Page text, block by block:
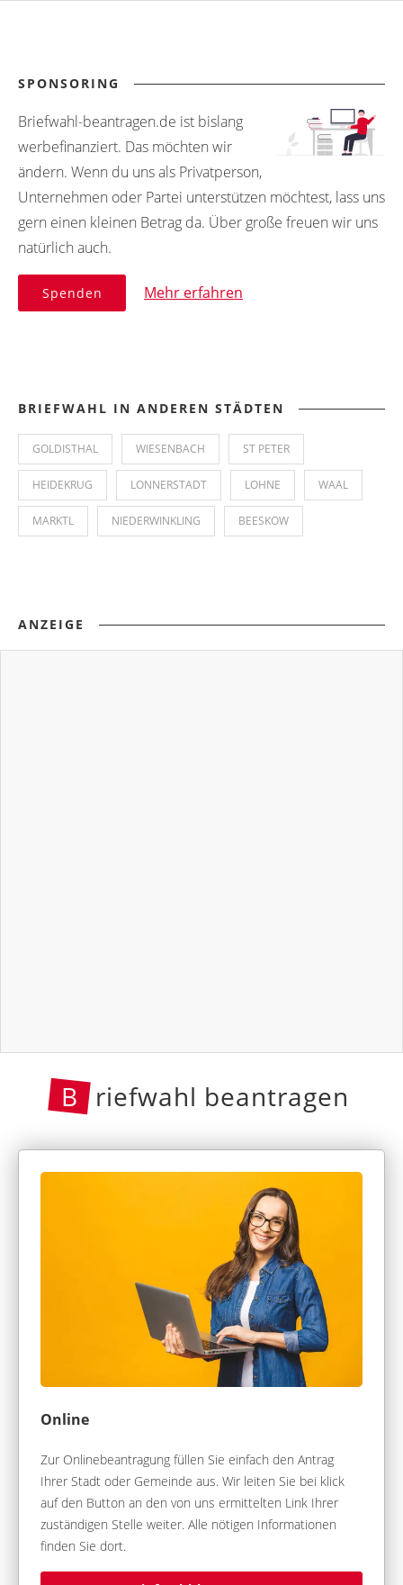
SPONSORING
Briefwahl-beantragen.de ist bislang
werbefinanziert. Das möchten wir
ändern. Wenn du uns als Privatperson,
Unternehmen oder Partei unterstützen möchtest, lass uns
gern einen kleinen Betrag da. Über große freuen wir uns
natürlich auch.
Spenden Mehr erfahren
BRIEFWAHL IN ANDEREN STÄDTEN
GOLDISTHAL WIESENBACH ST PETER
HEIDEKRUG LONNERSTADT LOHNE WAAL
MARKTL NIEDERWINKLING BEESKOW
ANZEIGE
B riefwahl beantragen
Online
Zur Onlinebeantragung füllen Sie einfach den Antrag
Ihrer Stadt oder Gemeinde aus. Wir leiten Sie bei klick
auf den Button an den von uns ermittelten Link Ihrer
zuständigen Stelle weiter. Alle nötigen Informationen
finden Sie dort.